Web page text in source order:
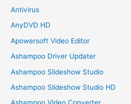
Antivirus
AnyDVD HD
Apowersoft Video Editor
Ashampoo Driver Updater
Ashampoo Slideshow Studio
Ashampoo Slideshow Studio HD